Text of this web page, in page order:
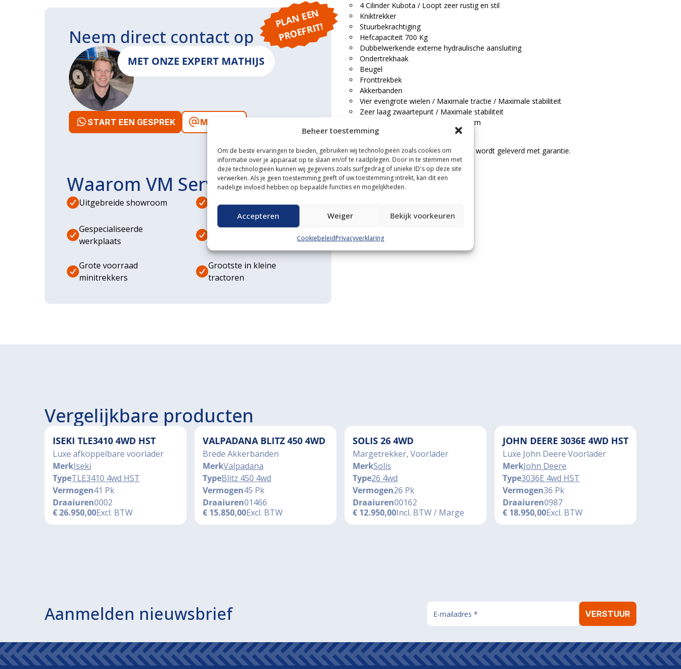
Beheer toestemming
Om de beste ervaringen te bieden, gebruiken wij technologieën zoals cookies om
informatie over je apparaat op te slaan en/of te raadplegen. Door in te stemmen met
deze technologieën kunnen wij gegevens zoals surfgedrag of unieke ID's op deze site
verwerken. Als je geen toestemming geeft of uw toestemming intrekt, kan dit een
nadelige invloed hebben op bepaalde functies en mogelijkheden.
Accepteren Weiger Bekijk voorkeuren
CookiebeleidPrivacyverklaring
4 Cilinder Kubota / Loopt zeer rustig en stil
Kniktrekker
Stuurbekrachtiging
Hefcapaciteit 700 Kg
Dubbelwerkende externe hydraulische aansluiting
Ondertrekhaak
Beugel
Fronttrekbek
Akkerbanden
Vier evengrote wielen / Maximale tractie / Maximale stabiliteit
Zeer laag zwaartepunt / Maximale stabiliteit
Buitenwerkse breedte slechts 102cm
Voorzien van algehele servicebeurt en wordt geleverd met garantie.
P
L
A
N
E
E
N
P
R
O
E
F
RI
T!
Neem direct contact op
MET ONZE EXPERT MATHIJS
START EEN GESPREK MAIL ONS
Waarom VM Service
Uitgebreide showroom Eigen transportservice
Gespecialiseerde
werkplaats
Diverse
Grote voorraad
minitrekkers
Grootste in kleine
tractoren
Vergelijkbare producten
ISEKI TLE3410 4WD HST
Luxe afkoppelbare voorlader
MerkIseki
TypeTLE3410 4wd HST
Vermogen41 Pk
Draaiuren0002
€26.950,00Excl. BTW
VALPADANA BLITZ 450 4WD
Brede Akkerbanden
MerkValpadana
TypeBlitz 450 4wd
Vermogen45 Pk
Draaiuren01466
€ 15.850,00Excl. BTW
SOLIS 26 4WD
Margetrekker, Voorlader
MerkSolis
Type26 4wd
Vermogen26 Pk
Draaiuren00162
€ 12.950,00Incl. BTW / Marge
JOHN DEERE 3036E 4WD HST
Luxe John Deere Voorlader
MerkJohn Deere
Type3036E 4wd HST
Vermogen36 Pk
Draaiuren0987
€ 18.950,00Excl. BTW
Aanmelden nieuwsbrief